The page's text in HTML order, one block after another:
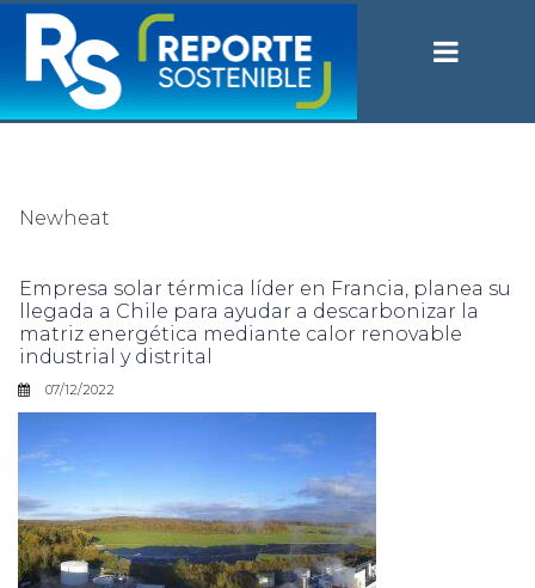
Newheat
Empresa solar térmica líder en Francia, planea su
llegada a Chile para ayudar a descarbonizar la
matriz energética mediante calor renovable
industrial y distrital
07/12/2022